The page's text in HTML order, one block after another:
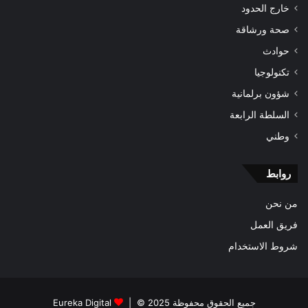
خارج الحدود
صحة ورشاقة
حوادث
تكنولوجيا
شؤون برلمانية
السلطة الرابعة
وطني
روابط
من نحن
فريق العمل
شروط الاستخدام
جميع الحقوق محفوظة 2025 © | Eureka Digital